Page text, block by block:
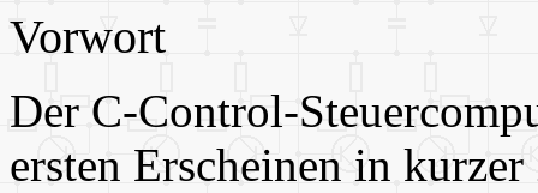
Vorwort
Der C-Control-
ersten Erscheinen in